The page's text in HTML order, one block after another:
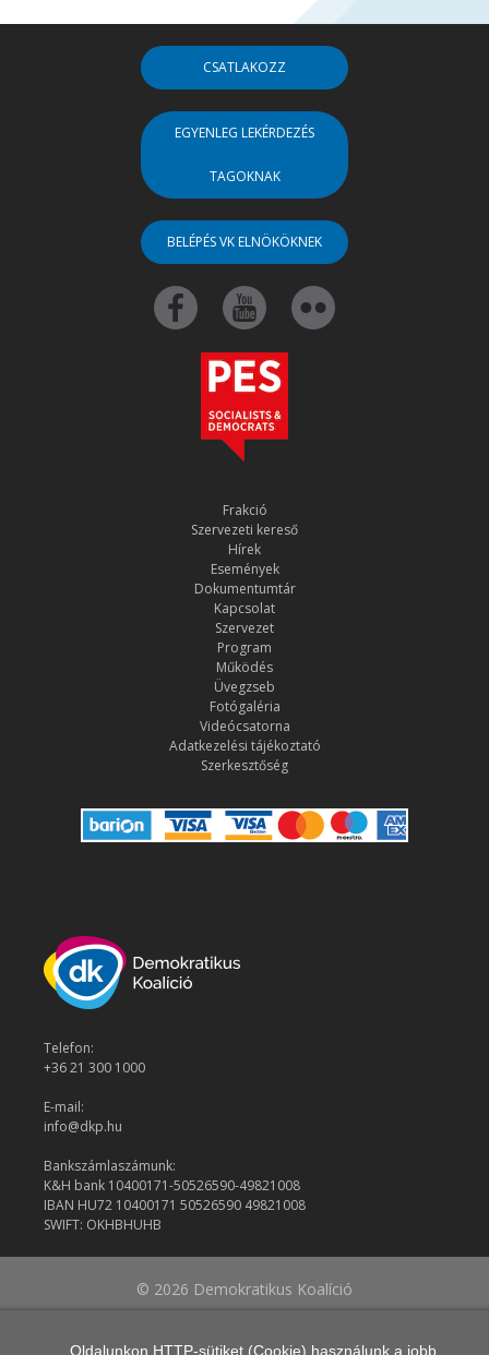
CSATLAKOZZ
EGYENLEG LEKÉRDEZÉS
TAGOKNAK
BELÉPÉS VK ELNÖKÖKNEK
Frakció
Szervezeti kereső
Hírek
Események
Dokumentumtár
Kapcsolat
Szervezet
Program
Működés
Üvegzseb
Fotógaléria
Videócsatorna
Adatkezelési tájékoztató
Szerkesztőség
Telefon:
+36 21 300 1000
E-mail:
info@dkp.hu
Bankszámlaszámunk:
K&H bank 10400171-50526590-49821008
IBAN HU72 10400171 50526590 49821008
SWIFT: OKHBHUHB
© 2026 Demokratikus Koalíció
Oldalunkon HTTP-sütiket (Cookie) használunk a jobb